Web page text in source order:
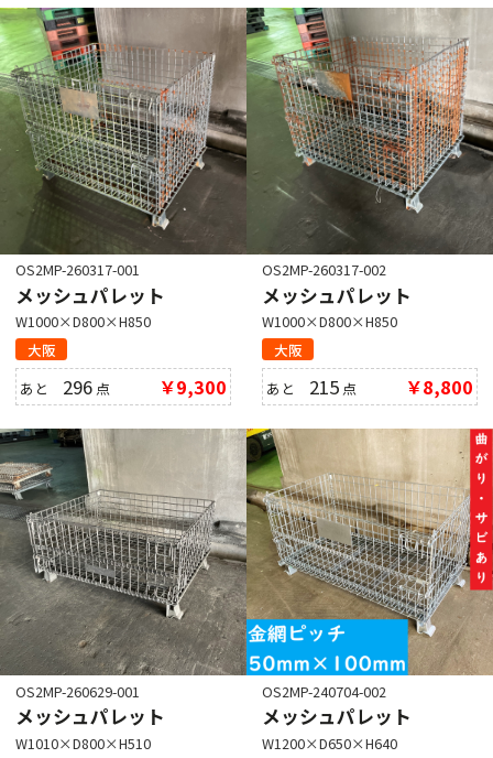
OS2MP-260317-001
メッシュパレット
W1000×D800×H850
大阪
あと 296 点 ￥9,300
OS2MP-260317-002
メッシュパレット
W1000×D800×H850
大阪
あと 215 点 ￥8,800
OS2MP-260629-001
メッシュパレット
W1010×D800×H510
OS2MP-240704-002
メッシュパレット
W1200×D650×H640